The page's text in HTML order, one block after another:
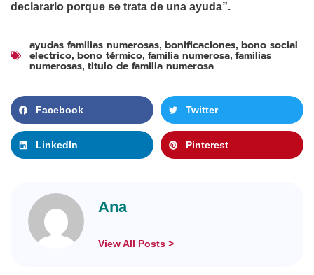
declararlo porque se trata de una ayuda”.
ayudas familias numerosas, bonificaciones, bono social
electrico, bono térmico, familia numerosa, familias
numerosas, titulo de familia numerosa
Facebook Twitter
LinkedIn Pinterest
Ana
View All Posts >